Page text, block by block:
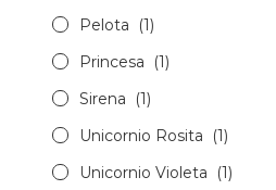
Pelota
(1)
Princesa
(1)
Sirena
(1)
Unicornio Rosita
(1)
Unicornio Violeta
(1)